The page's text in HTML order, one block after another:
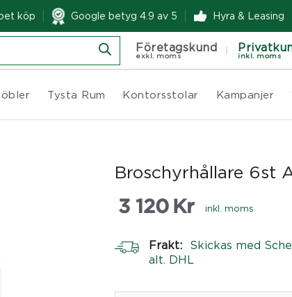
köp Google betyg 4.9 av 5 Hyra & Leasing
Företagskund
exkl. moms inkl. moms
Tysta Rum Kontorsstolar Kampanjer
Broschyrhållare 6st
3 120 Kr inkl. moms
Frakt:
Skickas med
alt. DHL